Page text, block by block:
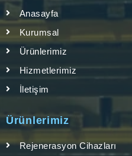
Anasayfa
Kurumsal
Ürünlerimiz
Hizmetlerimiz
İletişim
Ürünlerimiz
Rejenerasyon Cihazları